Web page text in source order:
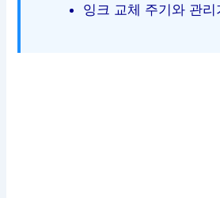
잉크 교체 주기와 관